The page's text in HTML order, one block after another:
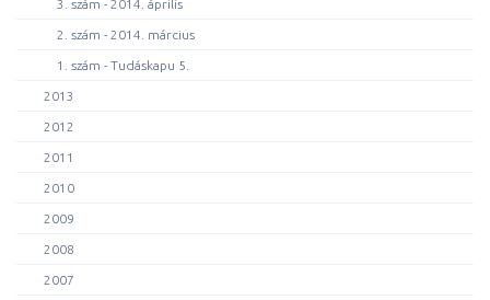
3. szám - 2014. április
2. szám - 2014. március
1. szám - Tudáskapu 5.
2013
2012
2011
2010
2009
2008
2007